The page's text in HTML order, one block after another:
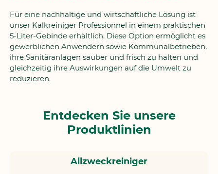
Für eine nachhaltige und wirtschaftliche Lösung ist
unser Kalkreiniger Professionnel in einem praktischen
5-Liter-Gebinde erhältlich. Diese Option ermöglicht es
gewerblichen Anwendern sowie Kommunalbetrieben,
ihre Sanitäranlagen sauber und frisch zu halten und
gleichzeitig ihre Auswirkungen auf die Umwelt zu
reduzieren.
Entdecken Sie unsere
Produktlinien
Allzweckreiniger